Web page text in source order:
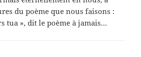
du poème que nous faisons :
tua », dit le poème à jamais…